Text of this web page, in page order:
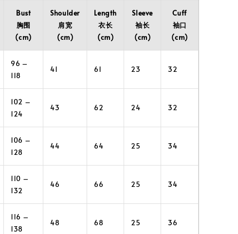
Bust
胸围
(cm)
Shoulder
肩宽
(cm)
Length
衣长
(cm)
Sleeve
袖长
(cm)
Cuff
袖口
(cm)
96 –
118
41 61 23 32
102 –
124
43 62 24 32
106 –
128
44 64 25 34
110 –
132
46 66 25 34
116 –
138
48 68 25 36